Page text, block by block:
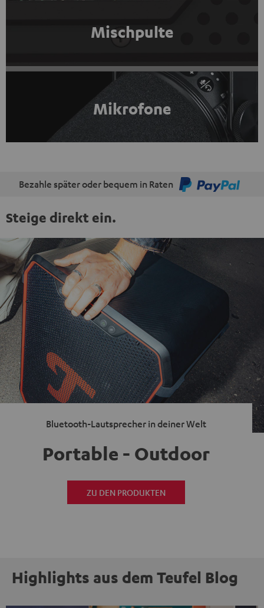
Mischpulte
Mikrofone
Bezahle später oder bequem in Raten
Steige direkt ein.
Bluetooth-Lautsprecher in deiner Welt
Portable - Outdoor
ZU DEN PRODUKTEN
Highlights aus dem Teufel Blog